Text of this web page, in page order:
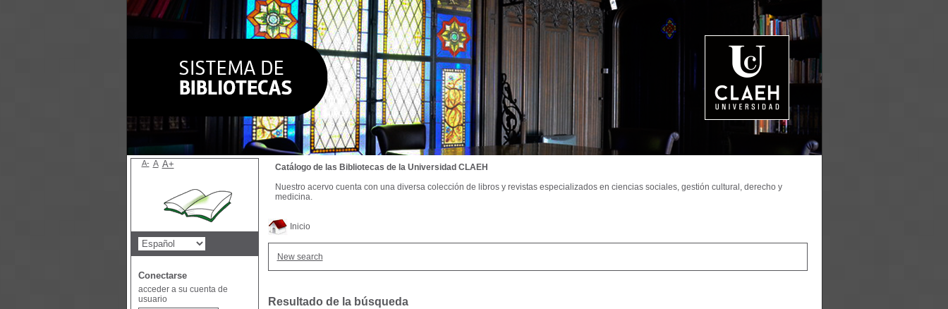
Inicio
New search
Resultado de la búsqueda
Catálogo de las Bibliotecas de la Universidad CLAEH
Nuestro acervo cuenta con una diversa colección de libros y revistas especializados en ciencias sociales, gestión cultural, derecho y
medicina.
A- A A+
Conectarse
acceder a su cuenta de
usuario